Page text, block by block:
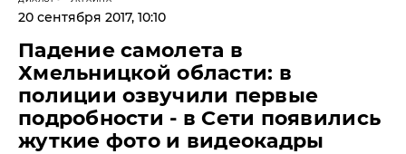
20 сентября 2017, 10:10
Падение самолета в
Хмельницкой области: в
полиции озвучили первые
подробности - в Сети появились
жуткие фото и видеокадры